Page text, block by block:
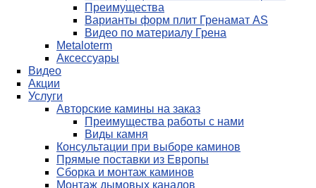
Преимущества
Варианты форм плит Гренамат AS
Видео по материалу Грена
Metaloterm
Аксессуары
Видео
Акции
Услуги
Авторские камины на заказ
Преимущества работы с нами
Виды камня
Консультации при выборе каминов
Прямые поставки из Европы
Сборка и монтаж каминов
Монтаж дымовых каналов